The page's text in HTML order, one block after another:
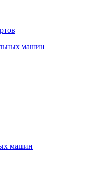
машин
машин